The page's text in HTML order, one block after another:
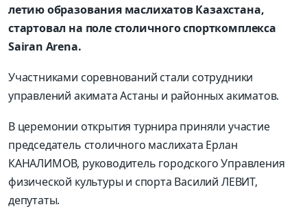
летию образования маслихатов Казахстана,
стартовал на поле столичного спорткомплекса
Sairan Arena.
Участниками соревнований стали сотрудники
управлений акимата Астаны и районных акиматов.
В церемонии открытия турнира приняли участие
председатель столичного маслихата Ерлан
КАНАЛИМОВ, руководитель городского Управления
физической культуры и спорта Василий ЛЕВИТ,
депутаты.